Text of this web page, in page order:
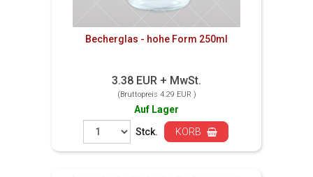
Becherglas - hohe Form 250ml
3.38 EUR + MwSt.
(Bruttopreis 4.29 EUR )
Auf Lager
Stck.
KORB